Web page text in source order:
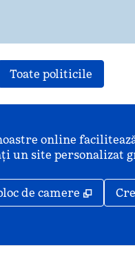
Toate politicile
online
un site personalizat
de camere ,